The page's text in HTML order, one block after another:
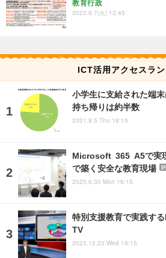
教育行政
2022.6.7(火) 12:45
ICT活用アクセスラ
小学生に支給された端
持ち帰りは約半数
2021.8.5 Thu 18:15
Microsoft 365 A5で実
で築く安全な教育現場
2025.6.30 Mon 16:15
特別支援教育で実践す
TV
2023.12.20 Wed 19:15